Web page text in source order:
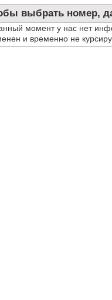
выбрать номер,
момент у нас нет
и временно не